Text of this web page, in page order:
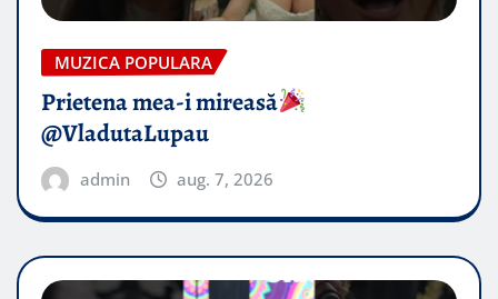
MUZICA POPULARA
Prietena mea-i mireasă​
@VladutaLupau
admin aug. 7, 2026